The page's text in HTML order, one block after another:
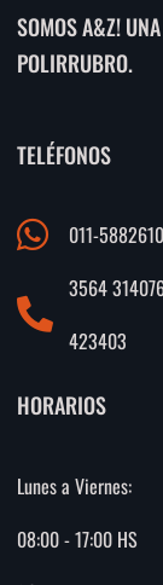
SOMOS A&Z!
POLIRRUBRO.
TELÉFONOS
011-
3564
423403
HORARIOS
Lunes a Viernes:
08:00 - 17:00 HS